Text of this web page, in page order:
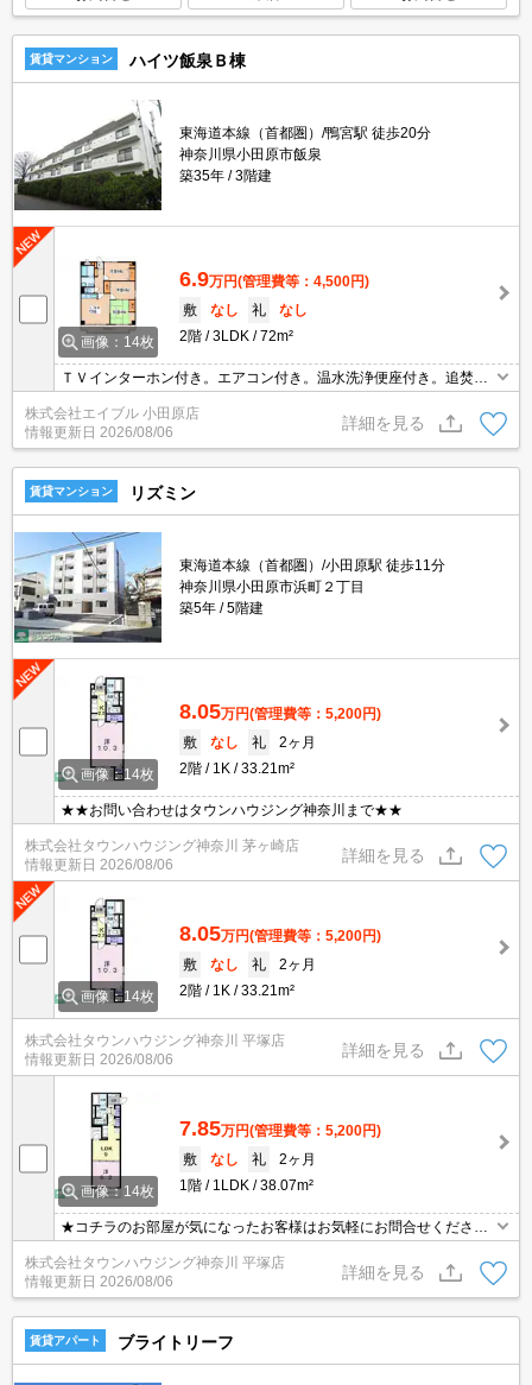
賃貸マンション ハイツ飯泉Ｂ棟
東海道本線（首都圏）/鴨宮駅 徒歩20分
神奈川県小田原市飯泉
築35年
3階建
画像：14枚
6.9万円(管理費等：4,500円)
敷
なし 礼
なし
2階
3LDK 72m²
ＴＶインターホン付き。エアコン付き。温水洗浄便座付き。追焚給
湯。洗髪洗面化粧台。ケーブルテレビ対応(J:COM)。宅配ボックス
あり。24時間電話対応システム。仲介手数料家賃の0.55ヵ月分。角
部屋。
株式会社エイブル 小田原店
情報更新日 2026/08/06
詳細を見る
賃貸マンション リズミン
東海道本線（首都圏）/小田原駅 徒歩11分
神奈川県小田原市浜町２丁目
築5年
5階建
画像：14枚
8.05万円(管理費等：5,200円)
敷
なし 礼
2ヶ月
2階
1K 33.21m²
★★お問い合わせはタウンハウジング神奈川まで★★
株式会社タウンハウジング神奈川 茅ヶ崎店
情報更新日 2026/08/06
詳細を見る
画像：14枚
8.05万円(管理費等：5,200円)
敷
なし 礼
2ヶ月
2階
1K 33.21m²
株式会社タウンハウジング神奈川 平塚店
情報更新日 2026/08/06
詳細を見る
画像：14枚
7.85万円(管理費等：5,200円)
敷
なし 礼
2ヶ月
1階
1LDK 38.07m²
★コチラのお部屋が気になったお客様はお気軽にお問合せください
ませ★専門スタッフが詳細情報をご案内させていただきます！もち
ろん、他の物件もまとめてご紹介可能です！
株式会社タウンハウジング神奈川 平塚店
情報更新日 2026/08/06
詳細を見る
賃貸アパート ブライトリーフ